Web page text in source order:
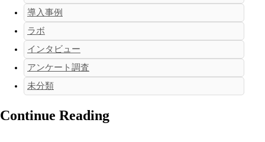
導入事例
ラボ
インタビュー
アンケート調査
未分類
Continue Reading